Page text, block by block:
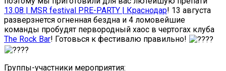
13.08 | MSR festival PRE-PARTY | Краснодар! 13 августа
разверзнется огненная бездна и 4 ломовейшие
команды пробудят первородный хаос в чертогах клуба
The Rock Bar! Готовься к фестивалю правильно!
Группы-участники мероприятия: